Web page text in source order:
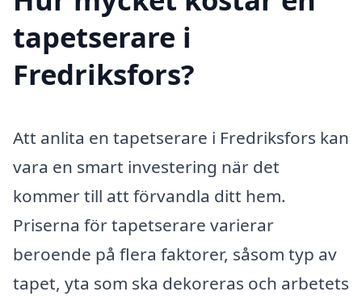
tapetserare i
Fredriksfors?
Att anlita en tapetserare i Fredriksfors kan
vara en smart investering när det
kommer till att förvandla ditt hem.
Priserna för tapetserare varierar
beroende på flera faktorer, såsom typ av
tapet, yta som ska dekoreras och arbetets